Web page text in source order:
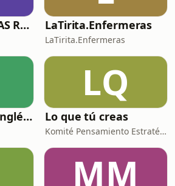
Planeta Roma - AS Roma Podcast en Español LaTirita.Enfermeras
LaTirita.Enfermeras
Terranauts - En inglés y en español. Science and nature in 5 minutes
LQ
Lo que tú creas
Komité Pensamiento Estratégico
MM